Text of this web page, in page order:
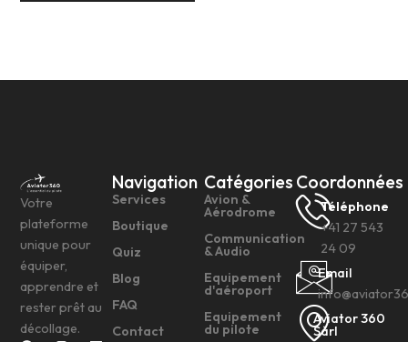
Votre
plateforme
unique pour
équiper,
apprendre et
rester prêt au
décollage.
Navigation
Services
Boutique
Quiz
Blog
FAQ
Contact
Catégories
Avion &
Aérodrome
Communication
& Audio
Equipement
d'aéroport
Equipement
du pilote
Coordonnées
Téléphone
+41 27 543
24 09
Email
Aviator 360
Sàrl